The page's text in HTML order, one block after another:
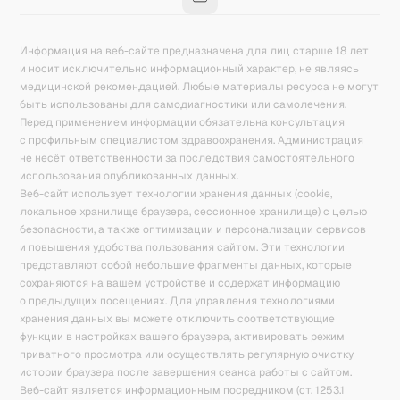
Информация на веб-сайте предназначена для лиц старше 18 лет
и носит исключительно информационный характер, не являясь
медицинской рекомендацией. Любые материалы ресурса не могут
быть использованы для самодиагностики или самолечения.
Перед применением информации обязательна консультация
с профильным специалистом здравоохранения. Администрация
не несёт ответственности за последствия самостоятельного
использования опубликованных данных.
Веб-сайт использует технологии хранения данных (cookie,
локальное хранилище браузера, сессионное хранилище) с целью
безопасности, а также оптимизации и персонализации сервисов
и повышения удобства пользования сайтом. Эти технологии
представляют собой небольшие фрагменты данных, которые
сохраняются на вашем устройстве и содержат информацию
о предыдущих посещениях. Для управления технологиями
хранения данных вы можете отключить соответствующие
функции в настройках вашего браузера, активировать режим
приватного просмотра или осуществлять регулярную очистку
истории браузера после завершения сеанса работы с сайтом.
Веб-сайт является информационным посредником (ст. 1253.1